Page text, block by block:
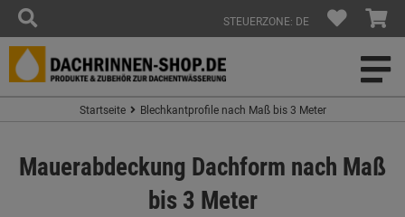
STEUERZONE: DE
Startseite Blechkantprofile nach Maß bis 3 Meter
Mauerabdeckung Dachform nach Maß
bis 3 Meter